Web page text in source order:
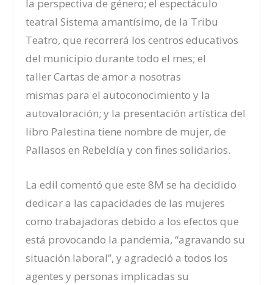
la perspectiva de género; el espectáculo
teatralSistema amantísimo, de la Tribu
Teatro, que recorrerá los centros educativos
del municipio durante todo el mes; el
tallerCartas de amor a nosotras
mismas para el autoconocimiento y la
autovaloración; y la presentación artística del
libro Palestina tiene nombre de mujer, de
Pallasos en Rebeldía y con fines solidarios.
La edil comentó que este 8M se ha decidido
dedicar a las capacidades de las mujeres
como trabajadoras debido a los efectos que
está provocando la pandemia, “agravando su
situación laboral”, y agradeció a todos los
agentes y personas implicadas su